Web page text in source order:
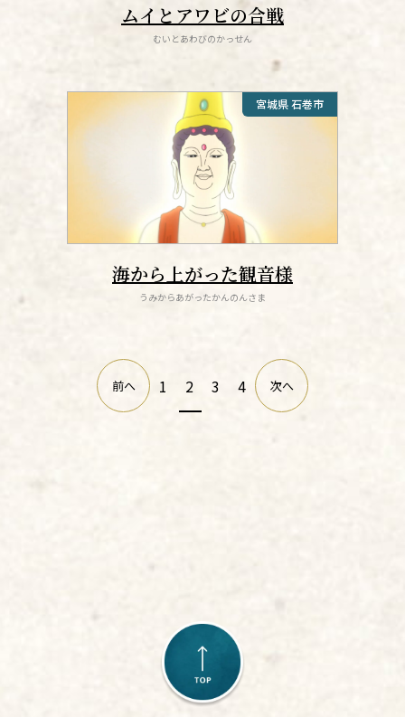
ムイとアワビの合戦
むいとあわびのかっせん
宮城県 石巻市
海から上がった観音様
うみからあがったかんのんさま
前へ 1 2 3 4 次へ